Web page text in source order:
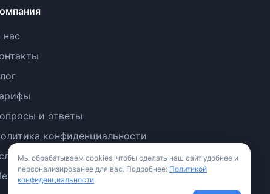
нас
и ответы
конфиденциальности
использования
Мы обрабатываем cookies, чтобы сделать наш сайт удобнее и
персонализированее для вас. Подробнее: Политикой
конфиденциальности.